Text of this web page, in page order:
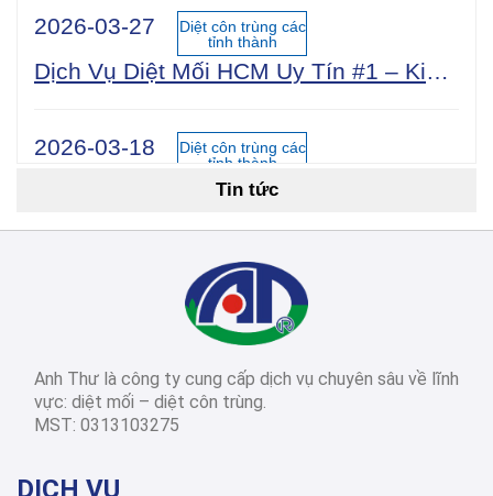
2026-03-27
Diệt côn trùng các
tỉnh thành
Dịch Vụ Diệt Mối HCM Uy Tín #1 – Kiểm Tra Miễn Phí 24/7, Bảo Hành 5 Năm
2026-03-18
Diệt côn trùng các
tỉnh thành
Diệt côn trùng các
tỉnh thành
2026-03-03
Diệt côn trùng các
tỉnh thành
Tin tức
Anh Thư là công ty cung cấp dịch vụ chuyên sâu về lĩnh
vực: diệt mối – diệt côn trùng.
MST: 0313103275